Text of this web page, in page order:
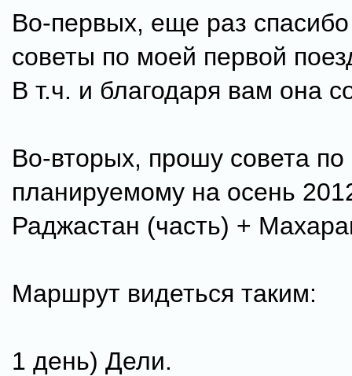
Во-первых, еще раз
советы по моей первой
В т.ч. и благодаря вам она
Во-вторых, прошу совета по
планируемому на осень
Раджастан (часть) +
Маршрут видеться таким:
1 день) Дели.